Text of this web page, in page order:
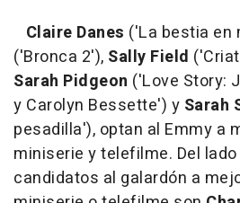
Claire Danes ('La bestia en
('Bronca 2'), Sally Field
Sarah Pidgeon ('Love Story:
y Carolyn Bessette') y Sarah
pesadilla'), optan al Emmy a
miniserie y telefilme. Del
candidatos al galardón a